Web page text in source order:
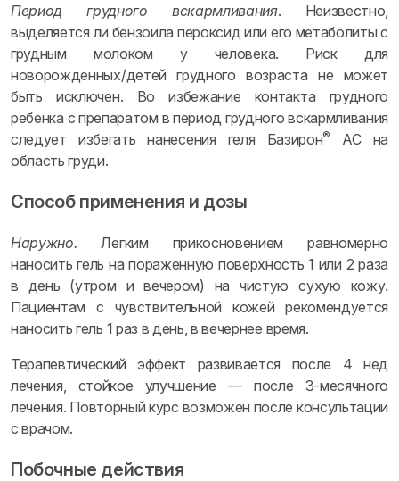
Период грудного вскармливания. Неизвестно,
выделяется ли бензоила пероксид или его метаболиты с
грудным молоком у человека. Риск для
новорожденных/детей грудного возраста не может
быть исключен. Во избежание контакта грудного
ребенка с препаратом в период грудного вскармливания
следует избегать нанесения геля Базирон®
АС на
область груди.
Способ применения и дозы
Наружно. Легким прикосновением равномерно
наносить гель на пораженную поверхность 1 или 2 раза
в день (утром и вечером) на чистую сухую кожу.
Пациентам с чувствительной кожей рекомендуется
наносить гель 1 раз в день, в вечернее время.
Терапевтический эффект развивается после 4 нед
лечения, стойкое улучшение — после 3-месячного
лечения. Повторный курс возможен после консультации
с врачом.
Побочные действия